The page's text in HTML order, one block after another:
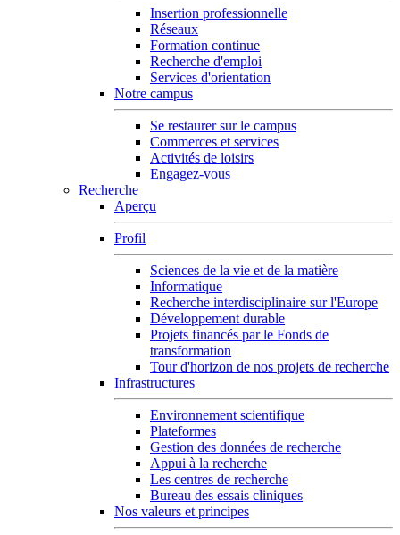
Insertion professionnelle
Réseaux
Formation continue
Recherche d'emploi
Services d'orientation
Notre campus
Se restaurer sur le campus
Commerces et services
Activités de loisirs
Engagez-vous
Recherche
Aperçu
Profil
Sciences de la vie et de la matière
Informatique
Recherche interdisciplinaire sur l'Europe
Développement durable
Projets financés par le Fonds de
transformation
Tour d'horizon de nos projets de recherche
Infrastructures
Environnement scientifique
Plateformes
Gestion des données de recherche
Appui à la recherche
Les centres de recherche
Bureau des essais cliniques
Nos valeurs et principes